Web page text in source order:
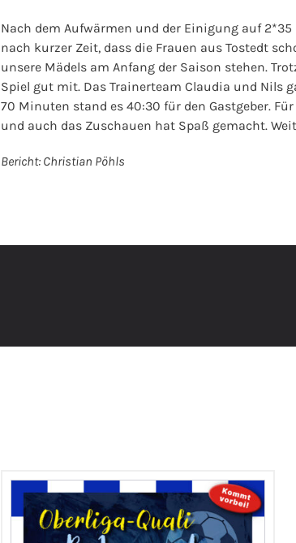
Nach dem Aufwärmen und der Einigung auf
nach kurzer Zeit, dass die Frauen aus Tostedt
unsere Mädels am Anfang der Saison stehen.
Spiel gut mit. Das Trainerteam Claudia und Nils
70 Minuten stand es 40:30 für den Gastgeber.
und auch das Zuschauen hat Spaß gemacht.
Bericht: Christian Pöhls